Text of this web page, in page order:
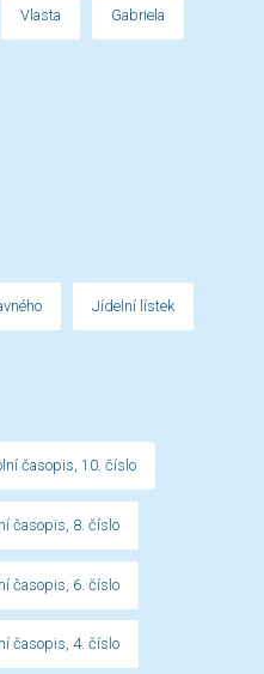
Vlasta Gabriela
Jídelní lístek
časopis, 10. číslo
časopis, 8. číslo
časopis, 6. číslo
časopis, 4. číslo